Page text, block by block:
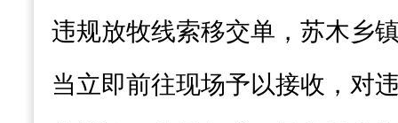
违规放牧线索移交单，苏木乡
当立即前往现场予以接收，对